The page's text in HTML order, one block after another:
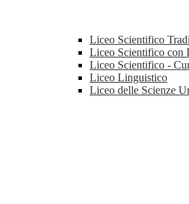
Liceo Scientifico
Liceo Scientifico con
Liceo Scientifico -
Liceo Linguistico
Liceo delle Scienze